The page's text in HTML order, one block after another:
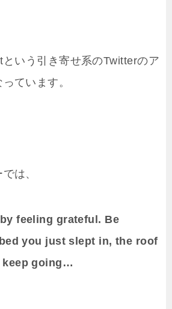
いう引き寄せ系のTwitterのア
ています。
は、
feeling grateful. Be
you just slept in, the roof
keep going…